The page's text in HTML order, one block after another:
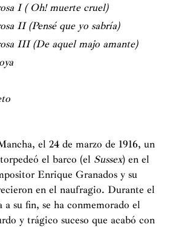
I ( Oh! muerte cruel)
II (Pensé que yo sabría)
III (De aquel majo amante)
el 24 de marzo de 1916, un
el barco (el Sussex) en el
Enrique Granados y su
en el naufragio. Durante el
a su fin, se ha conmemorado el
y trágico suceso que acabó con